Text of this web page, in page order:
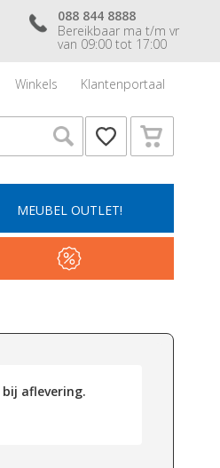
088 844 8888
Bereikbaar ma t/m vr
van 09:00 tot 17:00
Winkels Klantenportaal
MEUBEL OUTLET!
bij aflevering.